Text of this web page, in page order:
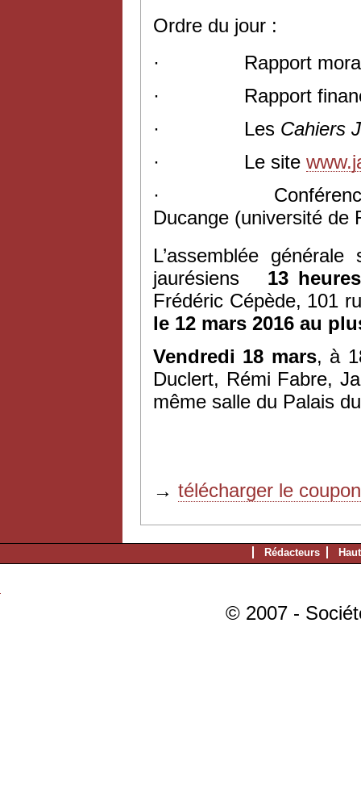
Ordre du jour :
·
Rapport
·
Rapport
·
Les Cahiers
·
Le site
·
Ducange (université de
L’assemblée
jaurésiens
13 heures
Frédéric Cépède, 101
le 12 mars 2016 au
Vendredi 18 mars, à
Duclert, Rémi Fabre,
même salle du Palais
→ télécharger le
Rédacteurs
© 2007 -